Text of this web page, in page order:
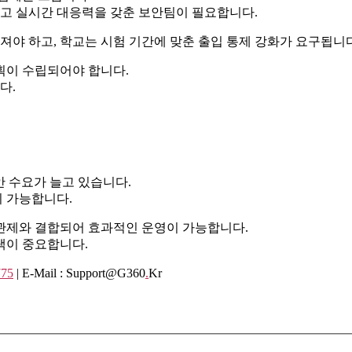
실시간 대응력을 갖춘 보안팀이 필요합니다.
야 하고, 학교는 시험 기간에 맞춘 출입 통제 강화가 요구됩니
이 수립되어야 합니다.
.
수요가 늘고 있습니다.
가능합니다.
와 결합되어 효과적인 운영이 가능합니다.
이 중요합니다.
| E-Mail : Support@g360.Kr